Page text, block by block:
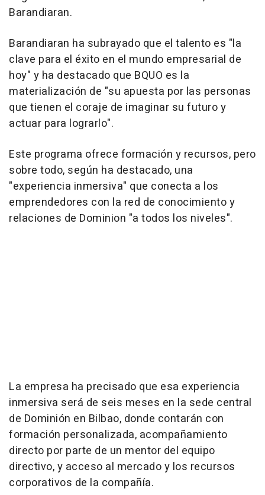
Barandiaran.
Barandiaran ha subrayado que el talento es "la
clave para el éxito en el mundo empresarial de
hoy" y ha destacado que BQUO es la
materialización de "su apuesta por las personas
que tienen el coraje de imaginar su futuro y
actuar para lograrlo".
Este programa ofrece formación y recursos, pero
sobre todo, según ha destacado, una
"experiencia inmersiva" que conecta a los
emprendedores con la red de conocimiento y
relaciones de Dominion "a todos los niveles".
La empresa ha precisado que esa experiencia
inmersiva será de seis meses en la sede central
de Dominión en Bilbao, donde contarán con
formación personalizada, acompañamiento
directo por parte de un mentor del equipo
directivo, y acceso al mercado y los recursos
corporativos de la compañía.